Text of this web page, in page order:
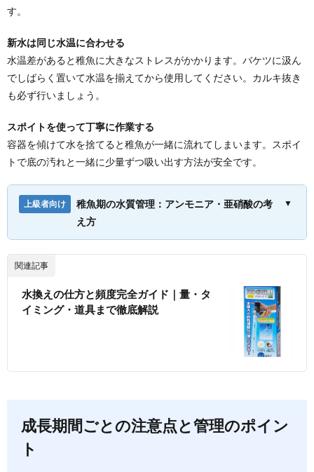
す。
新水は同じ水温に合わせる
水温差があると稚魚に大きなストレスがかかります。バケツに汲ん
でしばらく置いて水温を揃えてから使用してください。カルキ抜き
も必ず行いましょう。
スポイトを使って丁寧に作業する
容器を傾けて水を捨てると稚魚が一緒に流れてしまいます。スポイ
トで底の汚れと一緒に少量ずつ吸い出す方法が安全です。
上級者向け
稚魚期の水質管理：アンモニア・亜硝酸の考
え方
▼
関連記事
水換えの仕方と頻度完全ガイド｜量・タ
イミング・道具まで徹底解説
成長期間ごとの注意点と管理のポイン
ト